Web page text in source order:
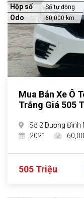
Hộp số Số tự động
Odo 60,000 km
Mua Bán Xe Ô
Trắng Giá 505
Số 2 Dương Đình
2021
505 Triệu